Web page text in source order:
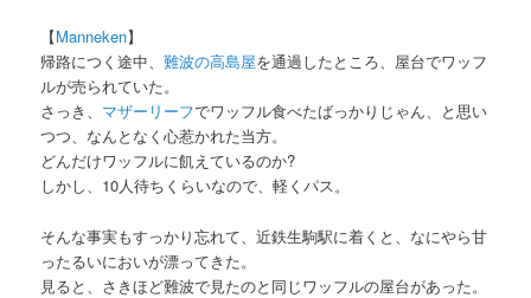
【Manneken】
帰路につく途中、難波の高島屋を通過したところ、屋台でワッフ
ルが売られていた。
さっき、 マザーリーフでワッフル食べたばっかりじゃん、と思い
つつ、なんとなく心惹かれた当方。
どんだけワッフルに飢えているのか?
しかし、10人待ちくらいなので、軽くパス。
そんな事実もすっかり忘れて、近鉄生駒駅に着くと、なにやら甘
ったるいにおいが漂ってきた。
見ると、さきほど難波で見たのと同じワッフルの屋台があった。